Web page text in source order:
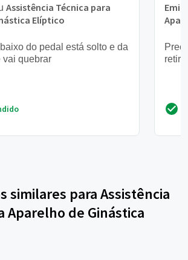
Assistência Técnica para
Elíptico
do pedal está solto e da
vai quebrar
similares para Assistência
Aparelho de Ginástica